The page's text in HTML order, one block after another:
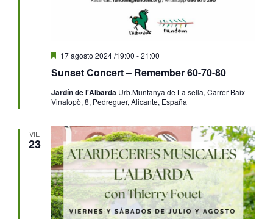
Sunset Concert – Remember 60-70-80
Destacado
17 agosto 2024 /19:00 -21:00
Jardín de l'Albarda Urb.Muntanya de La sella, Carrer Baix
Vinalopò, 8, Pedreguer, Alicante, España
VIE
23